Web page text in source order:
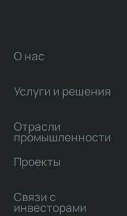
О нас
Услуги и решения
Отрасли
промышленности
Проекты
Связи с
инвесторами